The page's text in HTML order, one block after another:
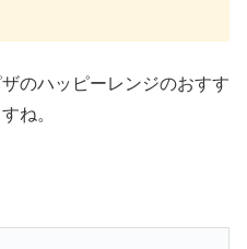
のハッピーレンジのおすす
ね。